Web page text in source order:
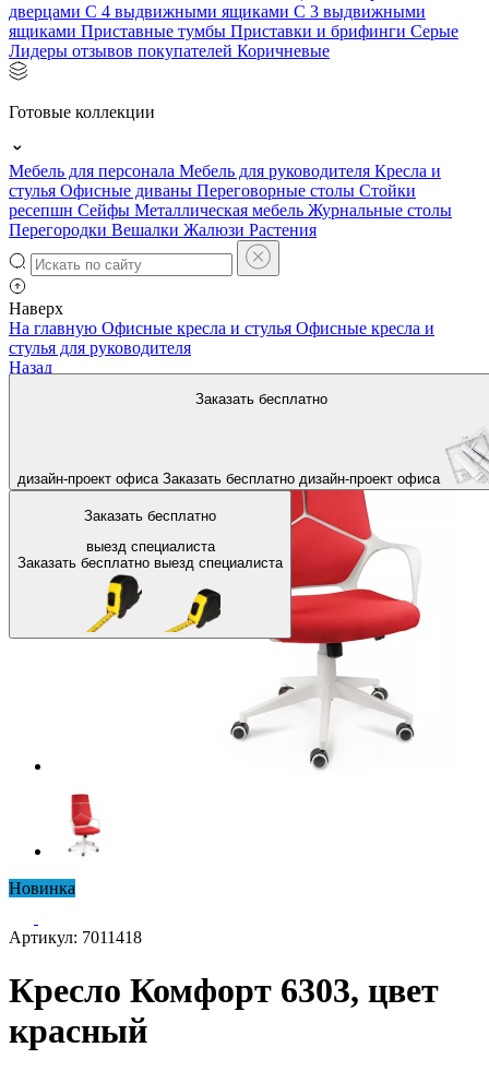
дверцами С 4 выдвижными ящиками С 3 выдвижными
ящиками Приставные тумбы Приставки и брифинги Серые
Лидеры отзывов покупателей Коричневые
Готовые коллекции
Мебель для персонала Мебель для руководителя Кресла и
стулья Офисные диваны Переговорные столы Стойки
ресепшн Сейфы Металлическая мебель Журнальные столы
Перегородки Вешалки Жалюзи Растения
Наверх
Заказать бесплатно
дизайн-проект офиса Заказать бесплатно дизайн-проект офиса
Заказать бесплатно
выезд специалиста
Заказать бесплатно выезд специалиста
На главную Офисные кресла и стулья Офисные кресла и
стулья для руководителя
Назад
Новинка
Артикул: 7011418
Кресло Комфорт 6303, цвет
красный